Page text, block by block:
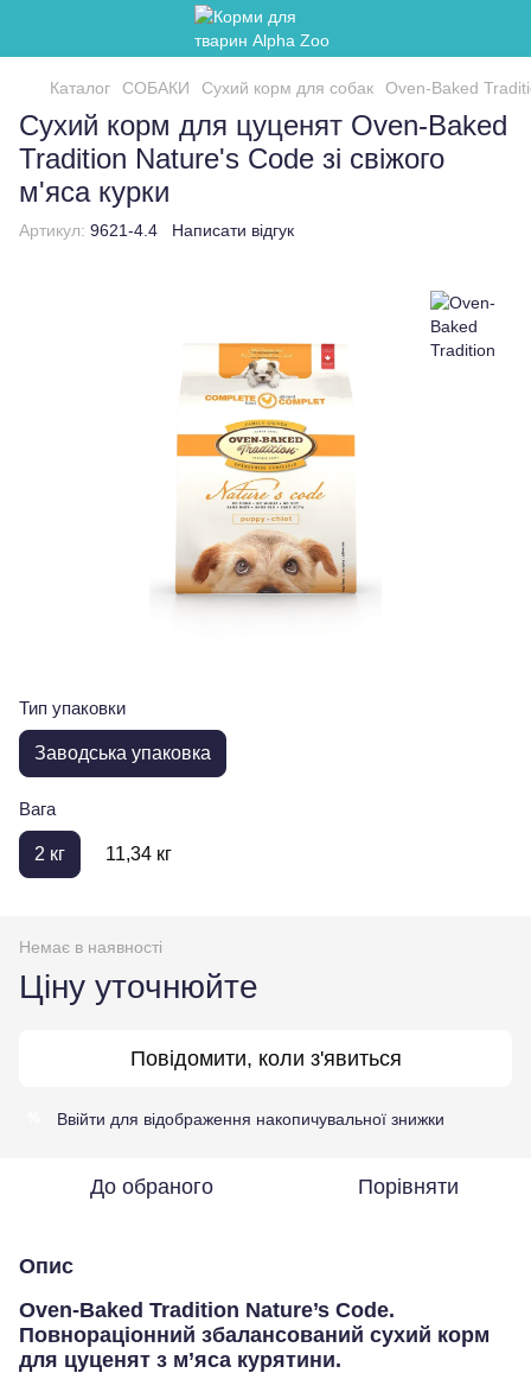
Каталог СОБАКИ Сухий корм для собак Oven-Baked
Сухий корм для цуценят Oven-Baked
Tradition Nature's Code зі свіжого
м'яса курки
Артикул: 9621-4.4 Написати відгук
Тип упаковки
Заводська упаковка
Вага
2 кг 11,34 кг
Немає в наявності
Ціну уточнюйте
Повідомити, коли з'явиться
Ввійти для відображення накопичувальної знижки
До обраного Порівняти
Опис
Oven-Baked Tradition Nature’s Code.
Повнораціонний збалансований сухий корм
для цуценят з м’яса курятини.